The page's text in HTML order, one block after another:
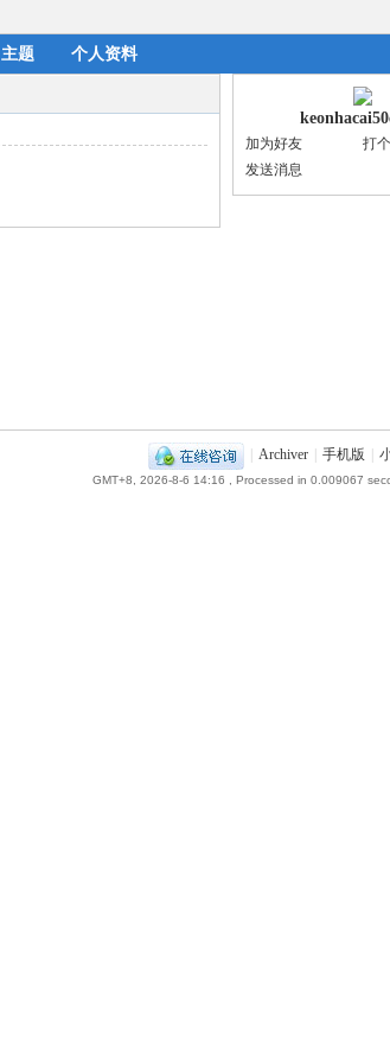
主题 个人资料
加为好友
打
发送消息
Archiver 手机版
GMT+8, 2026-8-6 14:16 , Processed in 0.009067